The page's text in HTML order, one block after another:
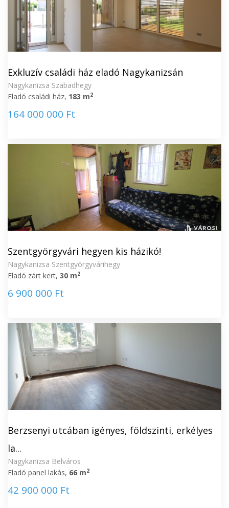
Exkluzív családi ház eladó Nagykanizsán
Nagykanizsa Szabadhegy
Eladó családi ház, 183 m2
164 000 000 Ft
Szentgyörgyvári hegyen kis házikó!
Nagykanizsa Szentgyörgyvárihegy
Eladó zárt kert, 30 m2
6 900 000 Ft
Berzsenyi utcában igényes, földszinti, erkélyes
la...
Nagykanizsa Belváros
Eladó panel lakás, 66 m2
42 900 000 Ft